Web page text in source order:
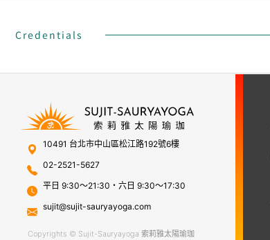
Credentials
10491 台北市中山區松江路192號6樓
02-2521-5627
平日 9:30～21:30・六日 9:30～17:30
sujit@sujit-sauryayoga.com
Copyrights © Sujit-Sauryayoga 索莉雅太陽瑜珈